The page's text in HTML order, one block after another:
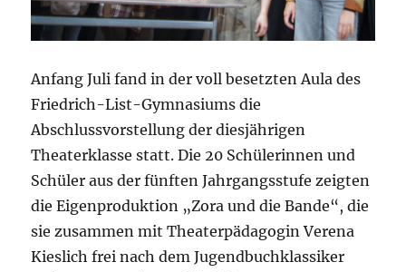
Anfang Juli fand in der voll besetzten Aula des
Friedrich-List-Gymnasiums die
Abschlussvorstellung der diesjährigen
Theaterklasse statt. Die 20 Schülerinnen und
Schüler aus der fünften Jahrgangsstufe zeigten
die Eigenproduktion „Zora und die Bande“, die
sie zusammen mit Theaterpädagogin Verena
Kieslich frei nach dem Jugendbuchklassiker